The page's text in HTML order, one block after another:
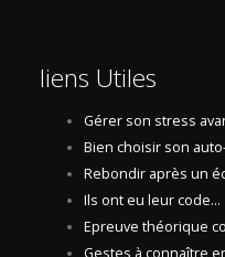
liens Utiles
Gérer son stress
Bien choisir son
Rebondir après un
Ils ont eu leur code...
Epreuve théorique